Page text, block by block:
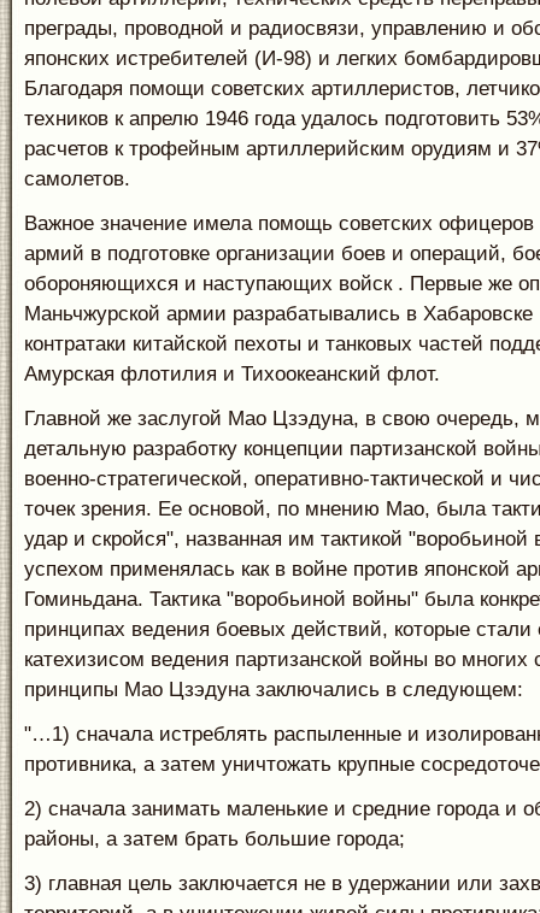
преграды, проводной и радиосвязи, управлению и
японских истребителей (И-98) и легких
Благодаря помощи советских артиллеристов,
техников к апрелю 1946 года удалось подготовить
расчетов к трофейным артиллерийским орудиям и
самолетов.
Важное значение имела помощь советских
армий в подготовке организации боев и операций,
обороняющихся и наступающих войск . Первые же
Маньчжурской армии разрабатывались в
контратаки китайской пехоты и танковых частей
Амурская флотилия и Тихоокеанский флот.
Главной же заслугой Мао Цзэдуна, в свою очередь,
детальную разработку концепции партизанской
военно-стратегической, оперативно-тактической и
точек зрения. Ее основой, по мнению Мао, была
удар и скройся", названная им тактикой
успехом применялась как в войне против японской
Гоминьдана. Тактика "воробьиной войны" была
принципах ведения боевых действий, которые
катехизисом ведения партизанской войны во многих
принципы Мао Цзэдуна заключались в следующем:
"…1) сначала истреблять распыленные и
противника, а затем уничтожать крупные
2) сначала занимать маленькие и средние города и
районы, а затем брать большие города;
3) главная цель заключается не в удержании или